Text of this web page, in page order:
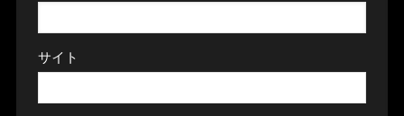
サイト